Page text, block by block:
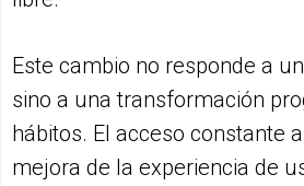
Este cambio no responde a
sino a una transformación
hábitos. El acceso constante
mejora de la experiencia de